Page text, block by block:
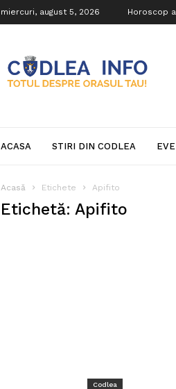
miercuri, august 5, 2026 Horoscop
Info
ACASA STIRI DIN CODLEA
Acasă Etichete Apifito
Etichetă: Apifito
Codlea